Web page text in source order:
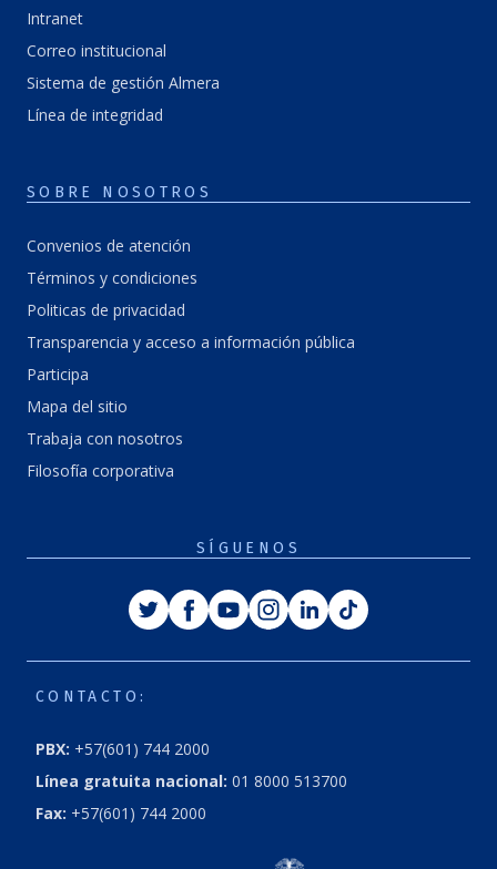
Intranet
Correo institucional
Sistema de gestión Almera
Línea de integridad
SOBRE NOSOTROS
Convenios de atención
Términos y condiciones
Politicas de privacidad
Transparencia y acceso a información pública
Participa
Mapa del sitio
Trabaja con nosotros
Filosofía corporativa
SÍGUENOS
TwitterFacebook
YoutubeInstagram
LinkedinTiktok
CONTACTO:
PBX: +57(601) 744 2000
Línea gratuita nacional: 01 8000 513700
Fax: +57(601) 744 2000